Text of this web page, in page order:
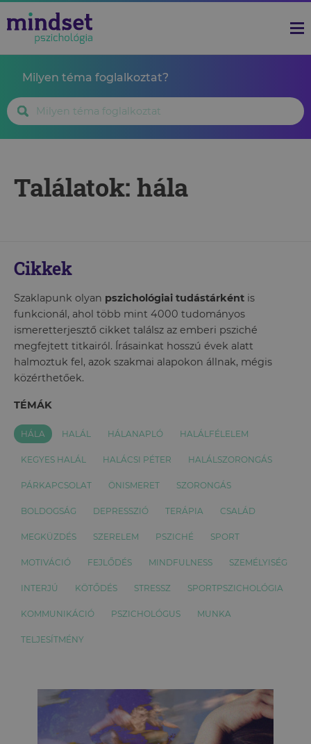
Milyen téma foglalkoztat?
Találatok: hála
Cikkek
Szaklapunk olyan pszichológiai tudástárként is
funkcionál, ahol több mint 4000 tudományos
ismeretterjesztő cikket találsz az emberi psziché
megfejtett titkairól. Írásainkat hosszú évek alatt
halmoztuk fel, azok szakmai alapokon állnak, mégis
közérthetőek.
TÉMÁK
HÁLA HALÁL HÁLANAPLÓ HALÁLFÉLELEM
KEGYES HALÁL HALÁCSI PÉTER HALÁLSZORONGÁS
PÁRKAPCSOLAT ÖNISMERET SZORONGÁS
BOLDOGSÁG DEPRESSZIÓ TERÁPIA CSALÁD
MEGKÜZDÉS SZERELEM PSZICHÉ SPORT
MOTIVÁCIÓ FEJLŐDÉS MINDFULNESS SZEMÉLYISÉG
INTERJÚ KÖTŐDÉS STRESSZ SPORTPSZICHOLÓGIA
KOMMUNIKÁCIÓ PSZICHOLÓGUS MUNKA
TELJESÍTMÉNY